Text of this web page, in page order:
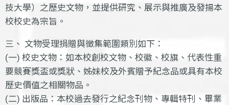
技大學）之歷史文物，並提供研究、展示與推廣及發揚本
校校史為宗旨。
三、 文物受理捐贈與徵集範圍類別如下：
(一) 校史文物：如本校創校文物、校徽、校旗、代表性重
要競賽獎盃或獎狀、姊妹校及外賓贈予紀念品或具有本校
歷史價值之相關物品。
(二) 出版品：本校過去發行之紀念刊物、專輯特刊、畢業